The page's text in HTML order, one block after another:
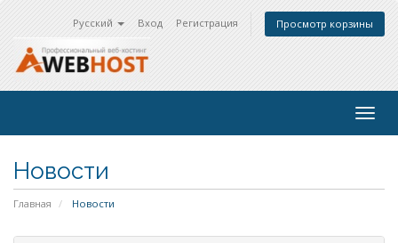
Русский Вход Регистрация Просмотр корзины
Новости
Главная Новости